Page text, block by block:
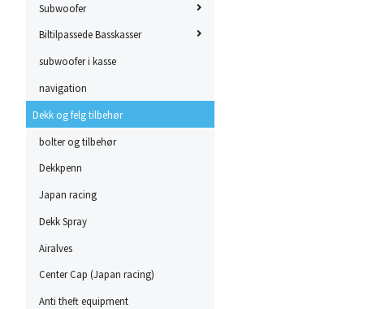
Subwoofer
Biltilpassede Basskasser
subwoofer i kasse
navigation
Dekk og felg tilbehør
bolter og tilbehør
Dekkpenn
Japan racing
Dekk Spray
Airalves
Center Cap (Japan racing)
Anti theft equipment